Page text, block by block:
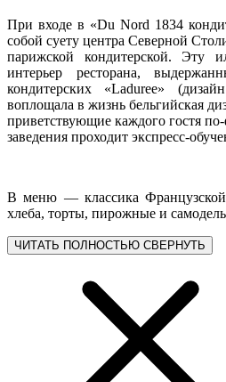
При входе в «Du Nord 1834
собой суету центра Северной
парижской кондитерской. Эту
интерьер ресторана,
кондитерских «Laduree»
воплощала в жизнь бельгийская
приветствующие каждого гостя
заведения проходит экспресс-
В меню — классика
хлеба, торты, пирожные и
ЧИТАТЬ ПОЛНОСТЬЮ СВЕРНУТЬ